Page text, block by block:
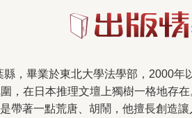
，在日本推理文壇上獨樹一格地存
帶著一點荒唐、胡鬧，他擅長創造